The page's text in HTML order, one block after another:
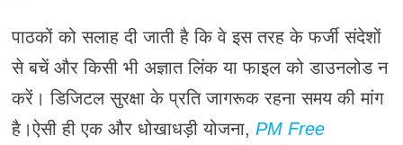
पाठकों को सलाह दी जाती है कि वे इस तरह के फर्जी संदेशों
से बचें और किसी भी अज्ञात लिंक या फाइल को डाउनलोड न
करें। डिजिटल सुरक्षा के प्रति जागरूक रहना समय की मांग
है।ऐसी ही एक और धोखाधड़ी योजना, PM Free